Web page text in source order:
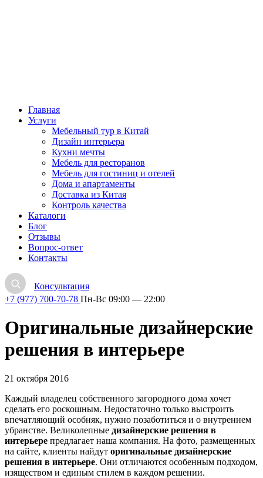
Главная
Услуги
Мебельный тур в Китай
Дизайн интерьера
Кухни мечты
Мебель для ресторанов
Мебель для гостиниц и отелей
Дома и апартаменты
Доставка из Китая
Контроль качества
Каталоги
Блог
Отзывы
Вопрос-ответ
Контакты
Консультация
+7 (977) 700-70-78 Пн-Вс 09:00 — 22:00
Оригинальные дизайнерские
решения в интерьере
21 октября 2016
Каждый владелец собственного загородного дома хочет
сделать его роскошным. Недостаточно только выстроить
впечатляющий особняк, нужно позаботиться и о внутреннем
убранстве. Великолепные дизайнерские решения в
интерьере предлагает наша компания. На фото, размещенных
на сайте, клиенты найдут оригинальные дизайнерские
решения в интерьере. Они отличаются особенным подходом,
изяществом и единым стилем в каждом решении.